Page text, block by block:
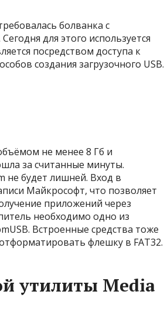
болванка с
для этого используется
посредством доступа к
создания загрузочного USB.
не менее 8 Гб и
за считанные минуты.
не будет лишней. Вход в
Майкрософт, что позволяет
приложений через
необходимо одно из
Встроенные средства тоже
флешку в FAT32.
утилиты Media